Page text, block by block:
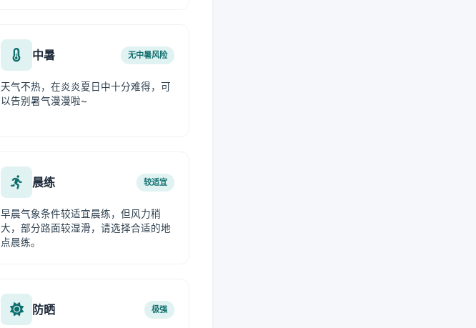
中暑 无中暑风险
天气不热，在炎炎夏日中十分难得，可
以告别暑气漫漫啦~
晨练 较适宜
早晨气象条件较适宜晨练，但风力稍
大，部分路面较湿滑，请选择合适的地
点晨练。
防晒 极强